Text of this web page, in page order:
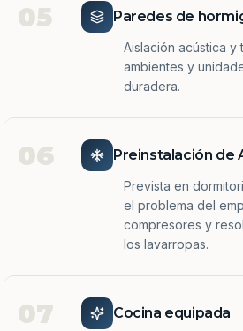
05 Paredes de
Aislación acústica y
ambientes y
duradera.
06 Preinstalación de
Prevista en
el problema del
compresores y
los lavarropas.
07 Cocina equipada